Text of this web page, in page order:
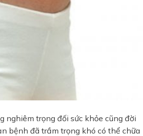
nghiêm trọng đối sức khỏe cũng đời
bệnh đã trầm trọng khó có thể chữa